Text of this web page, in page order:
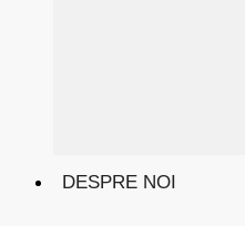
DESPRE NOI